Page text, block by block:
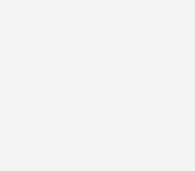
Wohngebäude um 8,8 %